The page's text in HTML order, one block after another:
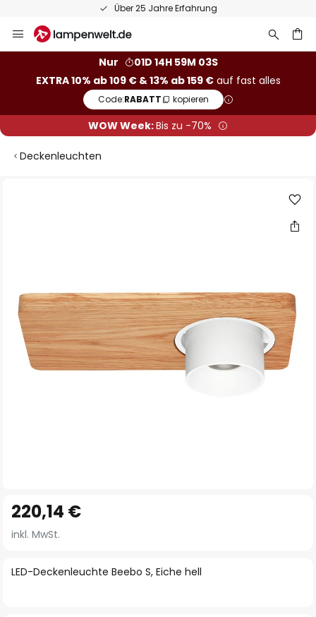
Über 25 Jahre Erfahrung
Inhalt
Nur
01D 14H 59M 02S
EXTRA 10% ab 109 € & 13% ab 159 €auf fast alles
Code:RABATT kopieren
WOW Week:Bis zu -70%
Deckenleuchten
Anfang
der
springen
LED-Deckenleuchte Beebo S, Eiche hell
220,14 €
inkl. MwSt.